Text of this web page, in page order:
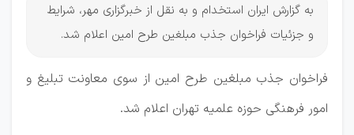
به گزارش ایران استخدام و به نقل از خبرگزاری مهر، شرایط
و جزئیات فراخوان جذب مبلغین طرح امین اعلام شد.
فراخوان جذب مبلغین طرح امین از سوی معاونت تبلیغ و
امور فرهنگی حوزه علمیه تهران اعلام شد.